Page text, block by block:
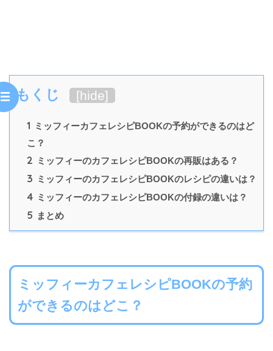
もくじ [hide]
1 ミッフィーカフェレシピBOOKの予約ができるのはど
こ？
2 ミッフィーのカフェレシピBOOKの再販はある？
3 ミッフィーのカフェレシピBOOKのレシピの違いは？
4 ミッフィーのカフェレシピBOOKの付録の違いは？
5 まとめ
ミッフィーカフェレシピBOOKの予約
ができるのはどこ？